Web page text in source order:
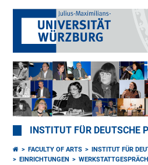
INSTITUT FÜR DEUTSCHE
FACULTY OF ARTS
INSTITUT FÜR
EINRICHTUNGEN